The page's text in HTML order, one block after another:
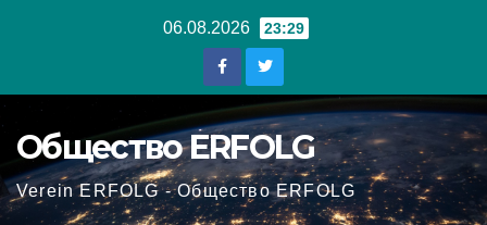
06.08.2026 23:29
Общество ERFOLG
Verein ERFOLG - Общество ERFOLG